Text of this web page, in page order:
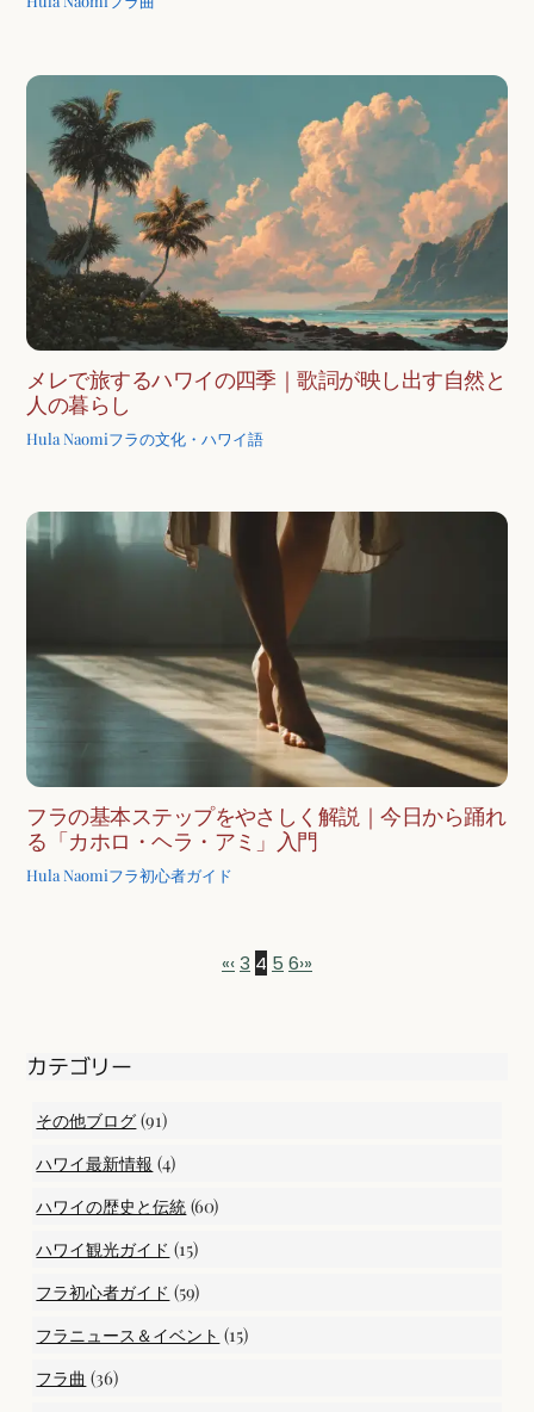
メレで旅するハワイの四季｜歌詞が映し出す自然と
人の暮らし
Hula Naomiフラの文化・ハワイ語
フラの基本ステップをやさしく解説｜今日から踊れ
る「カホロ・ヘラ・アミ」入門
Hula Naomiフラ初心者ガイド
«‹3 4 5 6›»
カテゴリー
その他ブログ (91)
ハワイ最新情報 (4)
ハワイの歴史と伝統 (60)
ハワイ観光ガイド (15)
フラ初心者ガイド (59)
フラニュース＆イベント (15)
フラ曲 (36)